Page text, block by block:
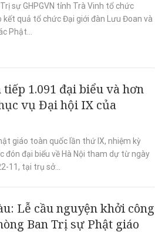
sự GHPGVN tỉnh Trà Vinh tổ chức
kết quả tổ chức Đại giới đàn Lưu Đoan và
Phật...
1.091 đại biểu và hơn
vụ Đại hội IX của
giáo toàn quốc lần thứ IX, nhiệm kỳ
đón đại biểu về Hà Nội tham dự từ ngày
11, tại trụ sở...
Lễ cầu nguyện khởi công
Ban Trị sự Phật giáo